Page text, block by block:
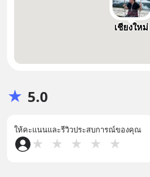
เชียงใหม่
★ 5.0
ให้คะแนนและรีวิวประสบการณ์ของคุณ
★ ★ ★ ★ ★